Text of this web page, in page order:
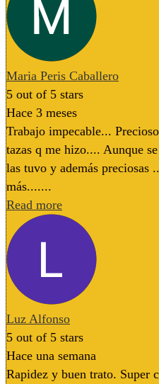
Maria Peris Caballero
5 out of 5 stars
Hace 3 meses
Trabajo impecable...
tazas q me hizo.... Aunque
las tuvo y además preciosas
más.......
Read more
Luz Alfonso
5 out of 5 stars
Hace una semana
Rapidez y buen trato. Super